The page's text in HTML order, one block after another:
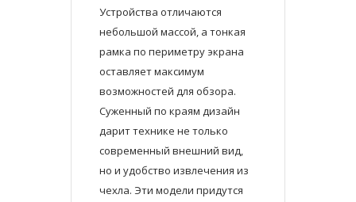
Устройства отличаются
небольшой массой, а тонкая
рамка по периметру экрана
оставляет максимум
возможностей для обзора.
Суженный по краям дизайн
дарит технике не только
современный внешний вид,
но и удобство извлечения из
чехла. Эти модели придутся